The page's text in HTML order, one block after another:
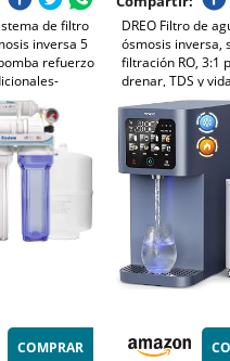
de filtro
inversa 5
refuerzo
DREO Filtro de
ósmosis inversa,
filtración RO, 3:1
drenar, TDS y
filtro y jarra de
automático, sin
purificador de agua
autolimpiante
COMPRAR